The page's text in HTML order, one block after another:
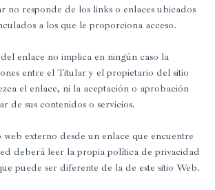
no responde de los links o enlaces ubicados
a los que le proporciona acceso.
enlace no implica en ningún caso la
entre el Titular y el propietario del sitio
el enlace, ni la aceptación o aprobación
de sus contenidos o servicios.
web externo desde un enlace que encuentre
deberá leer la propia política de privacidad
puede ser diferente de la de este sitio Web.